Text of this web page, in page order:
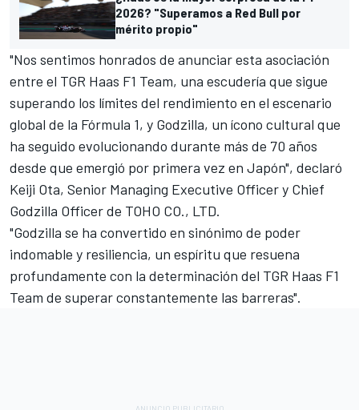
2026? "Superamos a Red Bull por
mérito propio"
"Nos sentimos honrados de anunciar esta asociación
entre el TGR Haas F1 Team, una escudería que sigue
superando los límites del rendimiento en el escenario
global de la Fórmula 1, y Godzilla, un ícono cultural que
ha seguido evolucionando durante más de 70 años
desde que emergió por primera vez en Japón", declaró
Keiji Ota, Senior Managing Executive Officer y Chief
Godzilla Officer de TOHO CO., LTD.
"Godzilla se ha convertido en sinónimo de poder
indomable y resiliencia, un espíritu que resuena
profundamente con la determinación del TGR Haas F1
Team de superar constantemente las barreras".